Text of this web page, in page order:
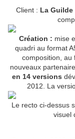
Client : La
Création : mise
quadri au format
composition, au
nouveaux
en 14 versions
2012. La
Le recto ci-dessus
visuel